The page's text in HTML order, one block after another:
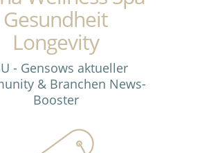
Gesundheit
Longevity
- Gensows aktueller
& Branchen News-
Booster